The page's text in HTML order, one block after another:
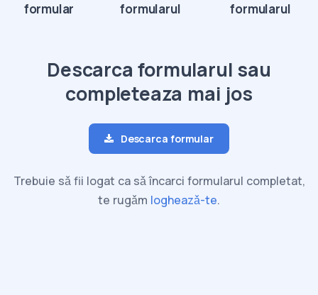
formular
formularul
formularul
Descarca formularul sau
completeaza mai jos
Descarca formular
Trebuie sǎ fii logat ca sǎ încarci formularul completat,
te rugǎm logheazǎ-te.